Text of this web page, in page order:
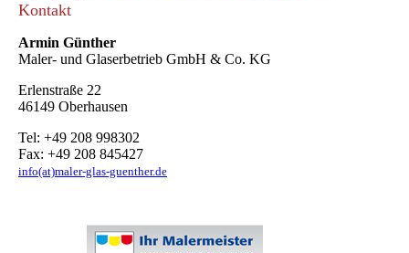
Kontakt
Armin Günther
Maler- und Glaserbetrieb GmbH & Co. KG
Erlenstraße 22
46149 Oberhausen
Tel: +49 208 998302
Fax: +49 208 845427
info(at)maler-glas-guenther.de